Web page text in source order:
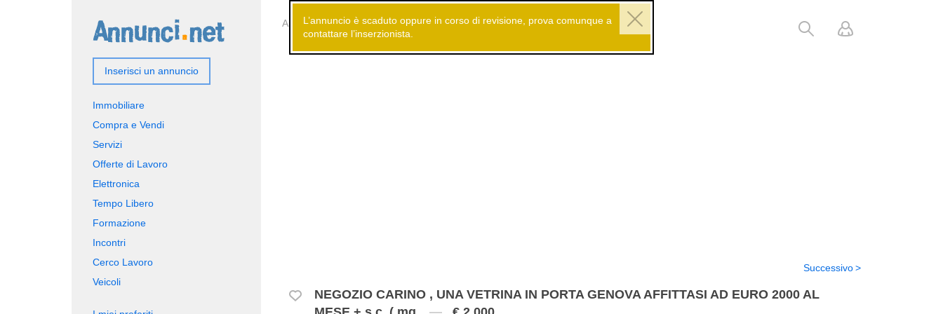
Annunci gratuiti Immobiliare Uffici - Negozi - Capannoni
L’annuncio è scaduto oppure in corso di revisione, prova comunque a
contattare l’inserzionista.
NEGOZIO CARINO , UNA VETRINA IN PORTA GENOVA AFFITTASI AD EURO 2000 AL
Successivo
Inserisci un annuncio
Immobiliare
Compra e Vendi
Servizi
Offerte di Lavoro
Elettronica
Tempo Libero
Formazione
Incontri
Cerco Lavoro
Veicoli